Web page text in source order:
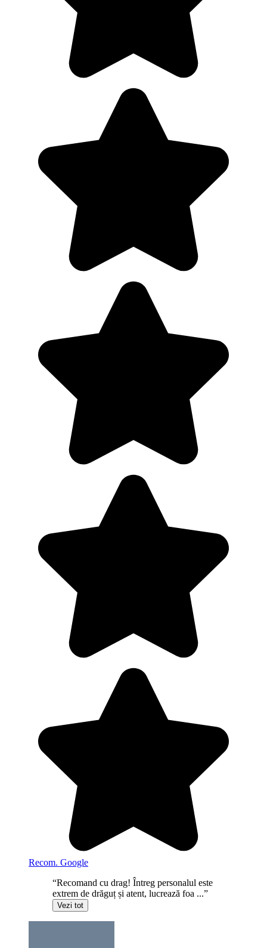
Recom. Google
“Recomand cu drag! Întreg personalul este
extrem de drăguț și atent, lucrează foa ...”
Vezi tot